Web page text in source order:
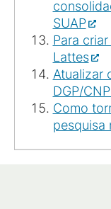
SUAP
Para
Lattes
Atualizar
DGP/
Como
pesquisa